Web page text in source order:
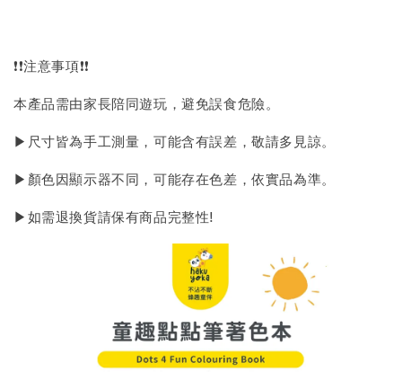
❗❗注意事項❗❗
本產品需由家長陪同遊玩，避免誤食危險。
▶尺寸皆為手工測量，可能含有誤差，敬請多見諒。
▶顏色因顯示器不同，可能存在色差，依實品為準。
▶如需退換貨請保有商品完整性!